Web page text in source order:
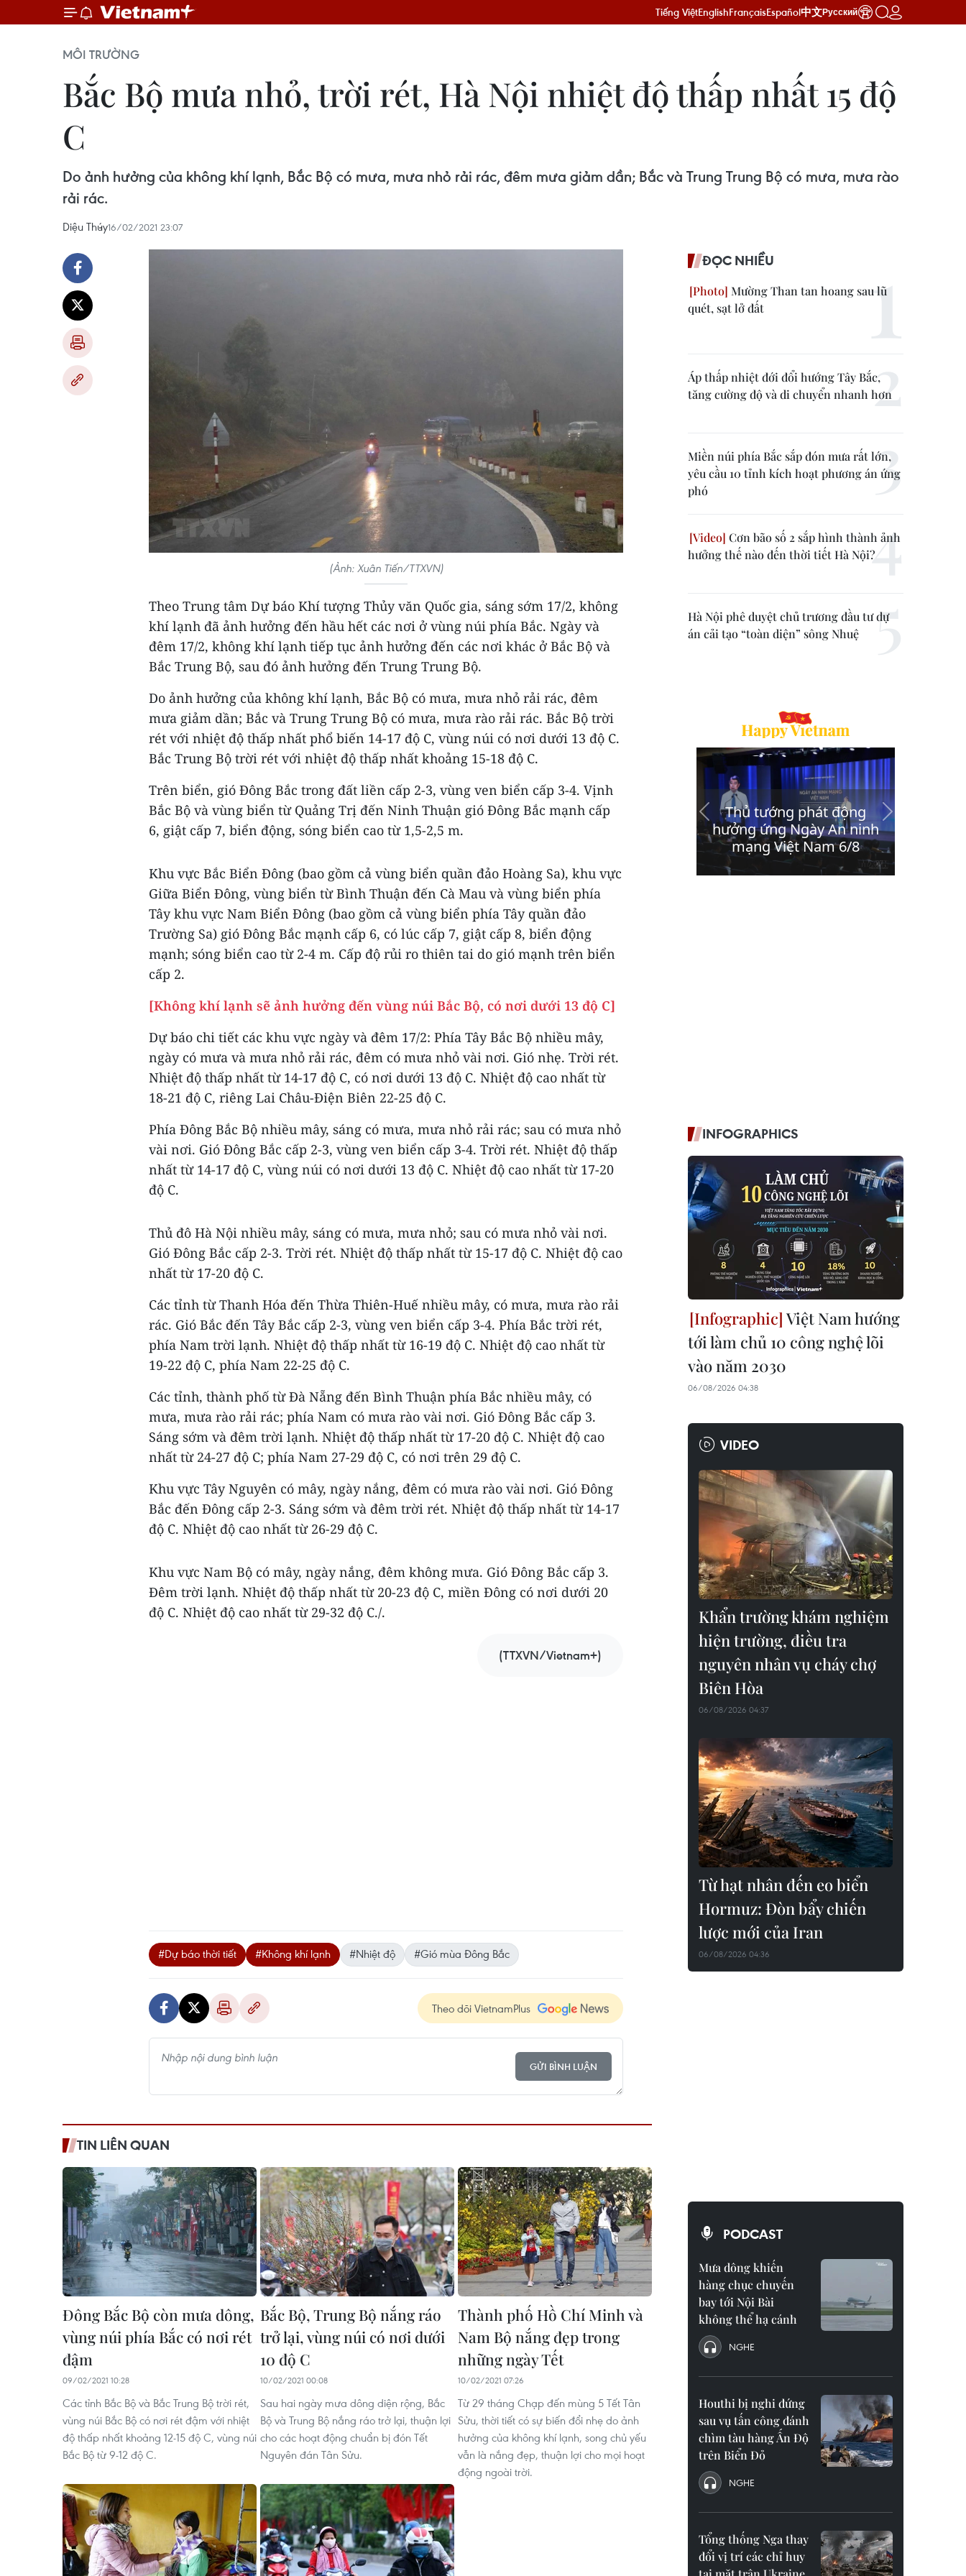
Tiếng ViệtEnglishFrançaisEspañol中文Русский
MÔI TRƯỜNG
Bắc Bộ mưa nhỏ, trời rét, Hà Nội nhiệt độ thấp nhất 15 độ
C
Do ảnh hưởng của không khí lạnh, Bắc Bộ có mưa, mưa nhỏ rải rác, đêm mưa giảm dần; Bắc và Trung Trung Bộ có mưa, mưa rào
rải rác.
Diệu Thúy16/02/2021 23:07
(Ảnh: Xuân Tiến/TTXVN)
Theo Trung tâm Dự báo Khí tượng Thủy văn Quốc gia, sáng sớm 17/2, không
khí lạnh đã ảnh hưởng đến hầu hết các nơi ở vùng núi phía Bắc. Ngày và
đêm 17/2, không khí lạnh tiếp tục ảnh hưởng đến các nơi khác ở Bắc Bộ và
Bắc Trung Bộ, sau đó ảnh hưởng đến Trung Trung Bộ.
Do ảnh hưởng của không khí lạnh, Bắc Bộ có mưa, mưa nhỏ rải rác, đêm
mưa giảm dần; Bắc và Trung Trung Bộ có mưa, mưa rào rải rác. Bắc Bộ trời
rét với nhiệt độ thấp nhất phổ biến 14-17 độ C, vùng núi có nơi dưới 13 độ C.
Bắc Trung Bộ trời rét với nhiệt độ thấp nhất khoảng 15-18 độ C.
Trên biển, gió Đông Bắc trong đất liền cấp 2-3, vùng ven biển cấp 3-4. Vịnh
Bắc Bộ và vùng biển từ Quảng Trị đến Ninh Thuận gió Đông Bắc mạnh cấp
6, giật cấp 7, biển động, sóng biển cao từ 1,5-2,5 m.
Khu vực Bắc Biển Đông (bao gồm cả vùng biển quần đảo Hoàng Sa), khu vực
Giữa Biển Đông, vùng biển từ Bình Thuận đến Cà Mau và vùng biển phía
Tây khu vực Nam Biển Đông (bao gồm cả vùng biển phía Tây quần đảo
Trường Sa) gió Đông Bắc mạnh cấp 6, có lúc cấp 7, giật cấp 8, biển động
mạnh; sóng biển cao từ 2-4 m. Cấp độ rủi ro thiên tai do gió mạnh trên biển
cấp 2.
[Không khí lạnh sẽ ảnh hưởng đến vùng núi Bắc Bộ, có nơi dưới 13 độ C]
Dự báo chi tiết các khu vực ngày và đêm 17/2: Phía Tây Bắc Bộ nhiều mây,
ngày có mưa và mưa nhỏ rải rác, đêm có mưa nhỏ vài nơi. Gió nhẹ. Trời rét.
Nhiệt độ thấp nhất từ 14-17 độ C, có nơi dưới 13 độ C. Nhiệt độ cao nhất từ
18-21 độ C, riêng Lai Châu-Điện Biên 22-25 độ C.
Phía Đông Bắc Bộ nhiều mây, sáng có mưa, mưa nhỏ rải rác; sau có mưa nhỏ
vài nơi. Gió Đông Bắc cấp 2-3, vùng ven biển cấp 3-4. Trời rét. Nhiệt độ thấp
nhất từ 14-17 độ C, vùng núi có nơi dưới 13 độ C. Nhiệt độ cao nhất từ 17-20
độ C.
Thủ đô Hà Nội nhiều mây, sáng có mưa, mưa nhỏ; sau có mưa nhỏ vài nơi.
Gió Đông Bắc cấp 2-3. Trời rét. Nhiệt độ thấp nhất từ 15-17 độ C. Nhiệt độ cao
nhất từ 17-20 độ C.
Các tỉnh từ Thanh Hóa đến Thừa Thiên-Huế nhiều mây, có mưa, mưa rào rải
rác. Gió Bắc đến Tây Bắc cấp 2-3, vùng ven biển cấp 3-4. Phía Bắc trời rét,
phía Nam trời lạnh. Nhiệt độ thấp nhất từ 16-19 độ C. Nhiệt độ cao nhất từ
19-22 độ C, phía Nam 22-25 độ C.
Các tỉnh, thành phố từ Đà Nẵng đến Bình Thuận phía Bắc nhiều mây, có
mưa, mưa rào rải rác; phía Nam có mưa rào vài nơi. Gió Đông Bắc cấp 3.
Sáng sớm và đêm trời lạnh. Nhiệt độ thấp nhất từ 17-20 độ C. Nhiệt độ cao
nhất từ 24-27 độ C; phía Nam 27-29 độ C, có nơi trên 29 độ C.
Khu vực Tây Nguyên có mây, ngày nắng, đêm có mưa rào vài nơi. Gió Đông
Bắc đến Đông cấp 2-3. Sáng sớm và đêm trời rét. Nhiệt độ thấp nhất từ 14-17
độ C. Nhiệt độ cao nhất từ 26-29 độ C.
Khu vực Nam Bộ có mây, ngày nắng, đêm không mưa. Gió Đông Bắc cấp 3.
Đêm trời lạnh. Nhiệt độ thấp nhất từ 20-23 độ C, miền Đông có nơi dưới 20
độ C. Nhiệt độ cao nhất từ 29-32 độ C./.
(TTXVN/Vietnam+)
#Dự báo thời tiết #Không khí lạnh #Nhiệt độ #Gió mùa Đông Bắc
Theo dõi VietnamPlus
GỬI BÌNH LUẬN
TIN LIÊN QUAN
Đông Bắc Bộ còn mưa dông,
vùng núi phía Bắc có nơi rét
đậm
09/02/2021 10:28
Các tỉnh Bắc Bộ và Bắc Trung Bộ trời rét,
vùng núi Bắc Bộ có nơi rét đậm với nhiệt
độ thấp nhất khoảng 12-15 độ C, vùng núi
Bắc Bộ từ 9-12 độ C.
Bắc Bộ, Trung Bộ nắng ráo
trở lại, vùng núi có nơi dưới
10 độ C
10/02/2021 00:08
Sau hai ngày mưa dông diện rộng, Bắc
Bộ và Trung Bộ nắng ráo trở lại, thuận lợi
cho các hoạt động chuẩn bị đón Tết
Nguyên đán Tân Sửu.
Thành phố Hồ Chí Minh và
Nam Bộ nắng đẹp trong
những ngày Tết
10/02/2021 07:26
Từ 29 tháng Chạp đến mùng 5 Tết Tân
Sửu, thời tiết có sự biến đổi nhẹ do ảnh
hưởng của không khí lạnh, song chủ yếu
vẫn là nắng đẹp, thuận lợi cho mọi hoạt
động ngoài trời.
ĐỌC NHIỀU
Mường Than tan hoang sau lũ
quét, sạt lở đất
Áp thấp nhiệt đới đổi hướng Tây Bắc,
tăng cường độ và di chuyển nhanh hơn
Miền núi phía Bắc sắp đón mưa rất lớn,
yêu cầu 10 tỉnh kích hoạt phương án ứng
phó
Cơn bão số 2 sắp hình thành ảnh
hưởng thế nào đến thời tiết Hà Nội?
Hà Nội phê duyệt chủ trương đầu tư dự
án cải tạo “toàn diện” sông Nhuệ
INFOGRAPHICS
Việt Nam hướng
tới làm chủ 10 công nghệ lõi
vào năm 2030
06/08/2026 04:38
VIDEO
Khẩn trường khám nghiệm
hiện trường, điều tra
nguyên nhân vụ cháy chợ
Biên Hòa
06/08/2026 04:37
Từ hạt nhân đến eo biển
Hormuz: Đòn bẩy chiến
lược mới của Iran
06/08/2026 04:36
PODCAST
Mưa dông khiến
hàng chục chuyến
bay tới Nội Bài
không thể hạ cánh
NGHE
Houthi bị nghi đứng
sau vụ tấn công đánh
chìm tàu hàng Ấn Độ
trên Biển Đỏ
NGHE
Tổng thống Nga thay
đổi vị trí các chỉ huy